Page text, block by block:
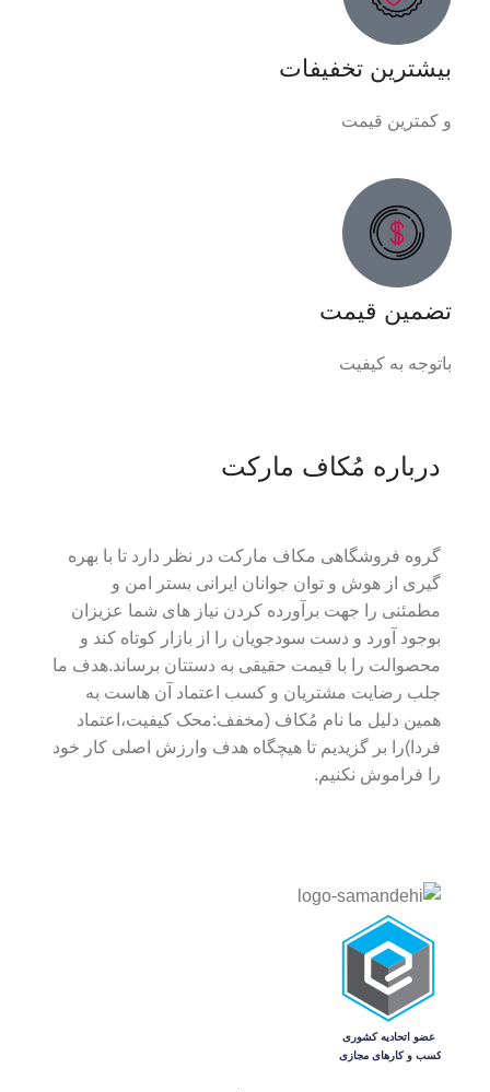
بیشترین تخفیفات
و کمترین قیمت
تضمین قیمت
باتوجه به کیفیت
درباره مُکاف مارکت
گروه فروشگاهی مکاف مارکت در نظر دارد تا با بهره
گیری از هوش و توان جوانان ایرانی بستر امن و
مطمئنی را جهت برآورده کردن نیاز های شما عزیزان
بوجود آورد و دست سودجویان را از بازار کوتاه کند و
محصوالت را با قیمت حقیقی به دستتان برساند.هدف ما
جلب رضایت مشتریان و کسب اعتماد آن هاست به
همین دلیل ما نام مُکاف (مخفف:محک کیفیت،اعتماد
فردا)را بر گزیدیم تا هیچگاه هدف وارزش اصلی کار خود
را فراموش نکنیم.